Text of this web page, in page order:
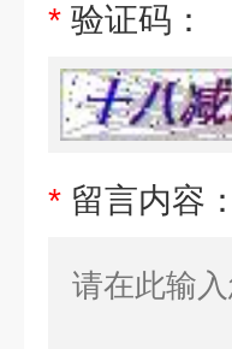
* 验证码：
* 留言内容：